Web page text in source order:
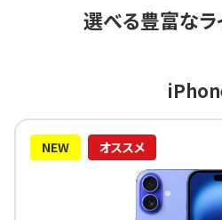
選べる豊富なラ
NEW オススメ